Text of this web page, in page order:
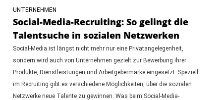
UNTERNEHMEN
Social-Media-Recruiting: So gelingt die
Talentsuche in sozialen Netzwerken
Social-Media ist längst nicht mehr nur eine Privatangelegenheit,
sondern wird auch von Unternehmen gezielt zur Bewerbung ihrer
Produkte, Dienstleistungen und Arbeitgebermarke eingesetzt. Speziell
im Recruiting gibt es verschiedene Möglichkeiten, über die sozialen
Netzwerke neue Talente zu gewinnen. Was beim Social-Media-